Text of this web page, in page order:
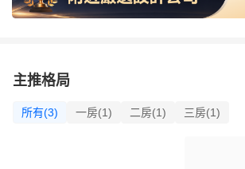
主推格局
所有(3) 一房(1) 二房(1) 三房(1)